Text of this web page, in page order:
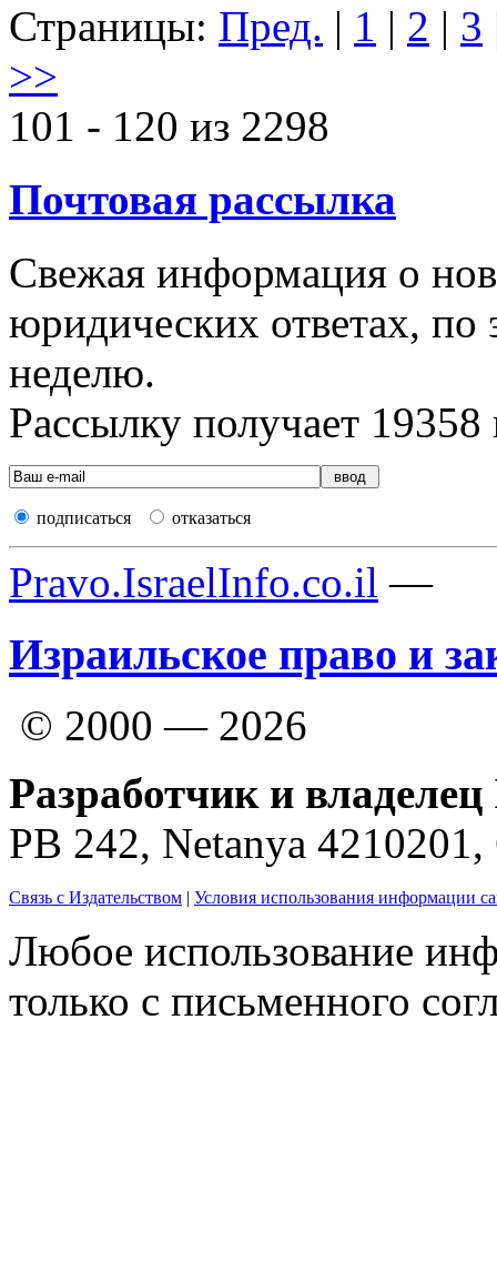
Страницы: Пред. | 1 | 2 | 3
>>
101 - 120 из 2298
Почтовая рассылка
Свежая информация о
юридических ответах, по
неделю.
Рассылку получает 19358
подписаться отказаться
Pravo.IsraelInfo.co.il —
Израильское право и
© 2000 — 2026
Разработчик и
PB 242, Netanya
Связь с Издательством Условия использования информации
Любое использование
только с письменного